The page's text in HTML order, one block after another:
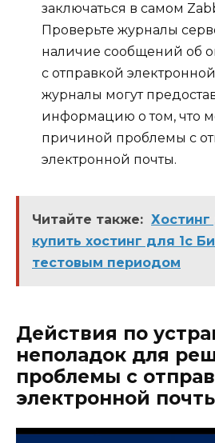
заключаться в самом
Проверьте журналы
наличие сообщений об
с отправкой
журналы могут
информацию о том, что
причиной проблемы с
электронной почты.
Читайте также:
купить хостинг для 1с
тестовым периодом
Действия по
неполадок для
проблемы с
электронной